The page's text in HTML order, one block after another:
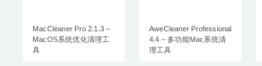
MacCleaner Pro 2.1.3 –
MacOS系统优化清理工
具
AweCleaner Professional
4.4 – 多功能Mac系统清
理工具